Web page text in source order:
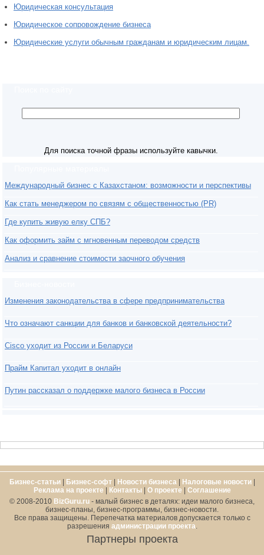
Юридическая консультация
Юридическое сопровождение бизнеса
Юридические услуги обычным гражданам и юридическим лицам.
Для поиска точной фразы используйте кавычки.
Международный бизнес с Казахстаном: возможности и перспективы
Как стать менеджером по связям с общественностью (PR)
Где купить живую елку СПБ?
Как оформить займ с мгновенным переводом средств
Анализ и сравнение стоимости заочного обучения
Изменения законодательства в сфере предпринимательства
Что означают санкции для банков и банковской деятельности?
Cisco уходит из России и Беларуси
Прайм Капитал уходит в онлайн
Путин рассказал о поддержке малого бизнеса в России
Бизнес-статьи| Бизнес-софт| Новости бизнеса | Налоговые новости|
Реклама на проекте | Контакты| О проекте | Cоглашение
© 2008-2010 BizGuru.ru - малый бизнес в деталях: идеи малого бизнеса,
бизнес-планы, бизнес-программы, бизнес-новости.
Все права защищены. Перепечатка материалов допускается только с
разрешения администрации проекта
Партнеры проекта